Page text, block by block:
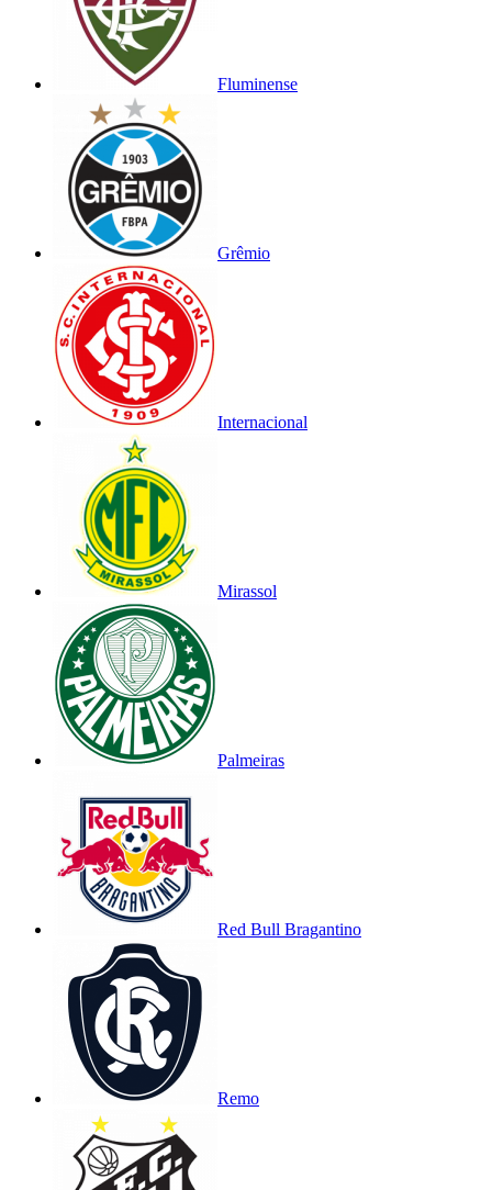
Fluminense
Grêmio
Internacional
Mirassol
Palmeiras
Red Bull Bragantino
Remo